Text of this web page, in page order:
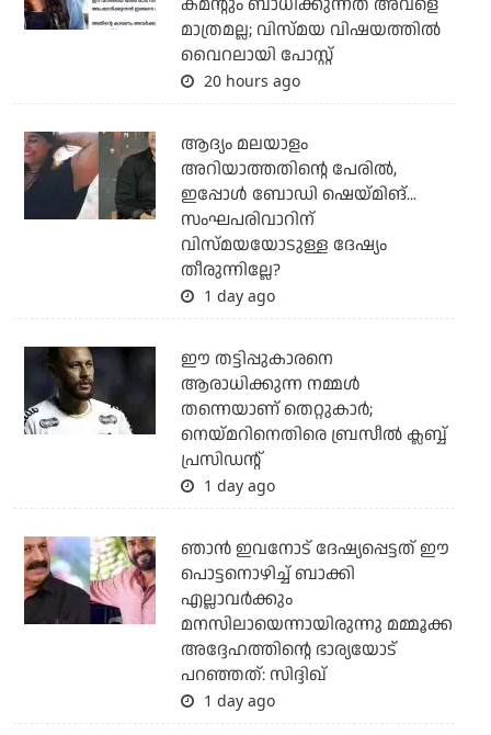
മാത്രമല്ല; വിസ്മയ വിഷയത്തില്‍
വൈറലായി പോസ്റ്റ്
20 hours ago
ആദ്യം മലയാളം
അറിയാത്തതിന്റെ പേരില്‍,
ഇപ്പോള്‍ ബോഡി ഷെയ്മിങ്...
സംഘപരിവാറിന്
വിസ്മയയോടുള്ള ദേഷ്യം
തീരുന്നില്ലേ?
1 day ago
ഈ തട്ടിപ്പുകാരനെ
ആരാധിക്കുന്ന നമ്മള്‍
തന്നെയാണ് തെറ്റുകാര്‍;
നെയ്മറിനെതിരെ ബ്രസീല്‍ ക്ലബ്ബ്
പ്രസിഡന്റ്
1 day ago
ഞാന്‍ ഇവനോട് ദേഷ്യപ്പെട്ടത് ഈ
പൊട്ടനൊഴിച്ച് ബാക്കി
എല്ലാവര്‍ക്കും
മനസിലായെന്നായിരുന്നു മമ്മൂക്ക
അദ്ദേഹത്തിന്റെ ഭാര്യയോട്
പറഞ്ഞത്: സിദ്ദിഖ്
1 day ago